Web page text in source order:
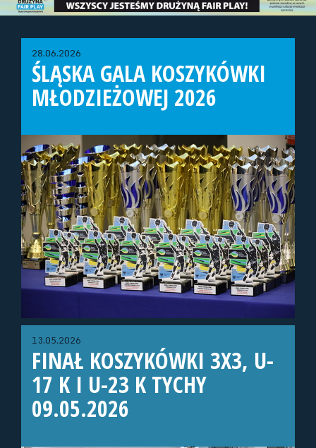
28.06.2026
ŚLĄSKA GALA KOSZYKÓWKI
MŁODZIEŻOWEJ 2026
13.05.2026
FINAŁ KOSZYKÓWKI 3X3, U-
17 K I U-23 K TYCHY
09.05.2026